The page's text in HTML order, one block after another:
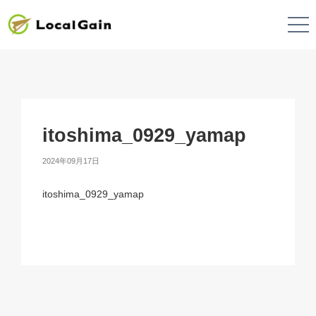
itoshima_0929_yamap
2024年09月17日
itoshima_0929_yamap